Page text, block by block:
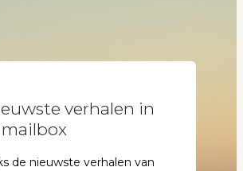
verhalen in
de nieuwste verhalen van